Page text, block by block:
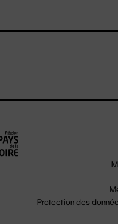
Protection des